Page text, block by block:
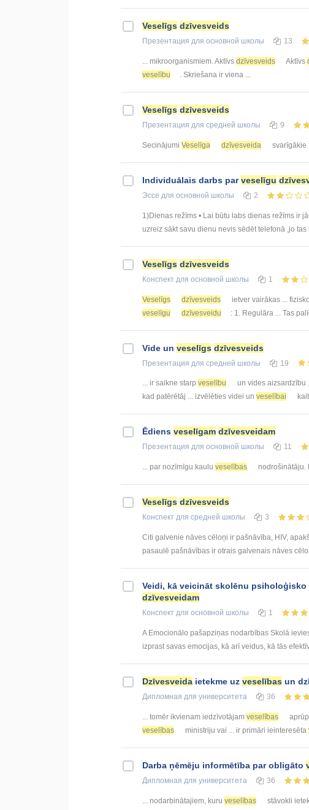
Veselīgs dzīvesveids
Презентация для основной школы 13
... mikroorganismiem. Aktīvs dzīvesveids Aktīvs
veselību
. Skriešana ir viena ...
Veselīgs dzīvesveids
Презентация для средней школы 9
Secinājumi Veselīga dzīvesveida svarīgākie
Individuālais darbs parveselīgu
Эссе для основной школы 2
1)Dienas režīms • Lai būtu labs dienas režīms ir
uzreiz sākt savu dienu nevis sēdēt telefonā ,jo tas
Veselīgs dzīvesveids
Конспект для основной школы 1
Veselīgs dzīvesveids ietver vairākas ...
veselīgu
dzīvesveidu : 1. Regulāra ... Tas
Vide un veselīgs dzīvesveids
Презентация для средней школы 19
... ir saikne starp veselību un vides aizsardzību
kad patērētāj ... izvēlēties videi un veselībai
Ēdiens veselīgam dzīvesveidam
Презентация для основной школы 11
... par nozīmīgu kaulu veselības nodrošinātāju.
Veselīgs dzīvesveids
Конспект для средней школы 3
Citi galvenie nāves cēloņi ir pašnāvība, HIV,
pasaulē pašnāvības ir otrais galvenais nāves
Veidi, kā veicināt skolēnu
dzīvesveidam
Конспект для основной школы 1
A Emocionālo pašapziņas nodarbības Skolā
izprast savas emocijas, kā arī veidus, kā tās
Dzīvesveida ietekme uz veselības un
Дипломная для университета 36
... tomēr ikvienam iedzīvotājam veselības
veselības
ministriju vai ... ir primāri ieinteresēta
Darba ņēmēju informētība par obligāto
Дипломная для университета 36
... nodarbinātajiem, kuru veselības stāvokli